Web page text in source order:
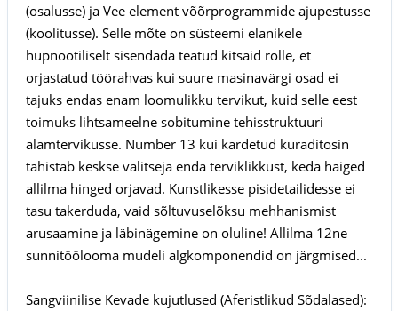
(osalusse) ja Vee element võõrprogrammide ajupestusse
(koolitusse). Selle mõte on süsteemi elanikele
hüpnootiliselt sisendada teatud kitsaid rolle, et
orjastatud töörahvas kui suure masinavärgi osad ei
tajuks endas enam loomulikku tervikut, kuid selle eest
toimuks lihtsameelne sobitumine tehisstruktuuri
alamtervikusse. Number 13 kui kardetud kuraditosin
tähistab keskse valitseja enda terviklikkust, keda haiged
allilma hinged orjavad. Kunstlikesse pisidetailidesse ei
tasu takerduda, vaid sõltuvuselõksu mehhanismist
arusaamine ja läbinägemine on oluline! Allilma 12ne
sunnitöölooma mudeli algkomponendid on järgmised...
Sangviinilise Kevade kujutlused (Aferistlikud Sõdalased):